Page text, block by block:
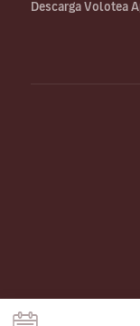
Descarga Volotea